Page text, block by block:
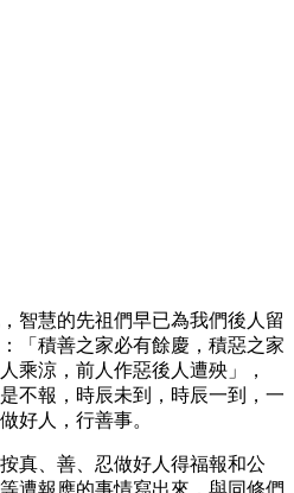
智慧的先祖們早已為我們後人留
「積善之家必有餘慶，積惡之家
乘涼，前人作惡後人遭殃」，
不報，時辰未到，時辰一到，一
好人，行善事。
真、善、忍做好人得福報和公
遭報應的事情寫出來，與同修們